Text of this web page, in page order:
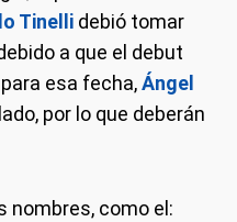
Tinelli debió tomar
a que el debut
esa fecha,Ángel
por lo que deberán
nombres, como el: